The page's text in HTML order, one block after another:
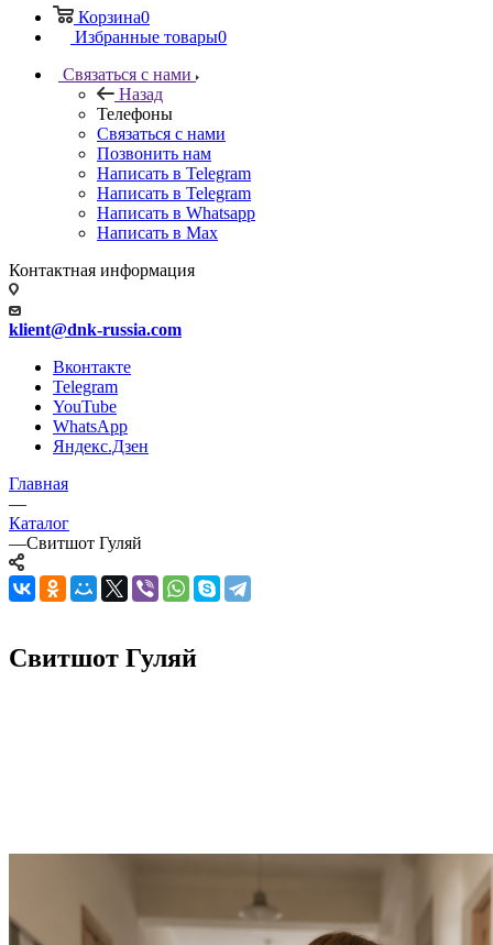
Корзина0
Избранные товары0
Связаться с нами
Назад
Телефоны
Связаться с нами
Позвонить нам
Написать в Telegram
Написать в Telegram
Написать в Whatsapp
Написать в Max
Контактная информация
klient@dnk-russia.com
Вконтакте
Telegram
YouTube
WhatsApp
Яндекс.Дзен
Главная
—
Каталог
—Свитшот Гуляй
Свитшот Гуляй